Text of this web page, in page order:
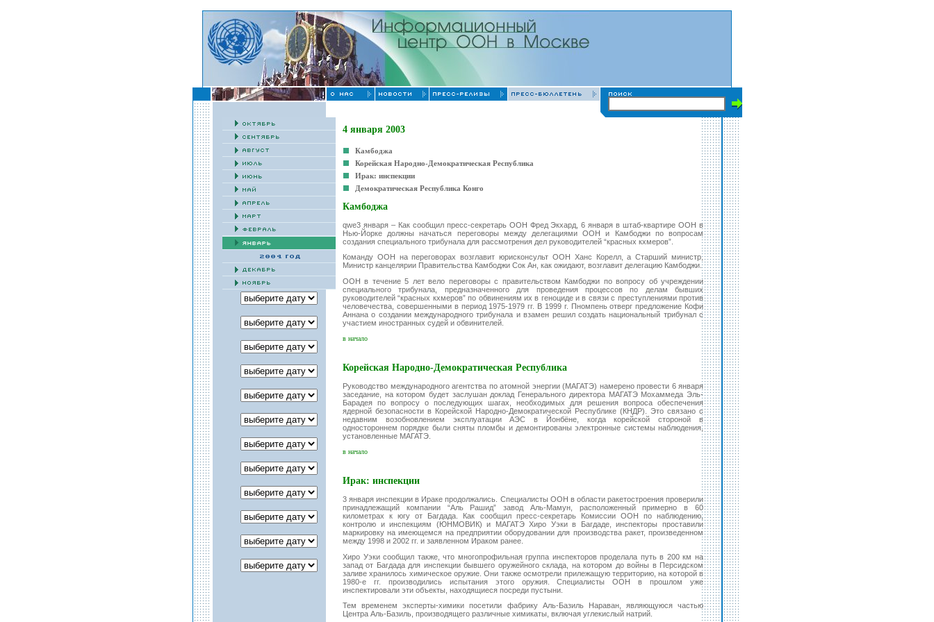
4 января 2003
Камбоджа
Корейская Народно-Демократическая Республика
Ирак: инспекции
Демократическая Республика Конго
Камбоджа
qwe3 января – Как сообщил пресс-секретарь ООН Фред Экхард, 6 января в штаб-квартире ООН в
Нью-Йорке должны начаться переговоры между делегациями ООН и Камбоджи по вопросам
создания специального трибунала для рассмотрения дел руководителей “красных кхмеров”.
Команду ООН на переговорах возглавит юрисконсульт ООН Ханс Корелл, а Старший министр,
Министр канцелярии Правительства Камбоджи Сок Ан, как ожидают, возглавит делегацию Камбоджи.
ООН в течение 5 лет вело переговоры с правительством Камбоджи по вопросу об учреждении
специального трибунала, предназначенного для проведения процессов по делам бывших
руководителей “красных кхмеров” по обвинениям их в геноциде и в связи с преступлениями против
человечества, совершенными в период 1975-1979 гг. В 1999 г. Пномпень отверг предложение Кофи
Аннана о создании международного трибунала и взамен решил создать национальный трибунал с
участием иностранных судей и обвинителей.
в начало
Корейская Народно-Демократическая Республика
Руководство международного агентства по атомной энергии (МАГАТЭ) намерено провести 6 января
заседание, на котором будет заслушан доклад Генерального директора МАГАТЭ Мохаммеда Эль-
Барадея по вопросу о последующих шагах, необходимых для решения вопроса обеспечения
ядерной безопасности в Корейской Народно-Демократической Республике (КНДР). Это связано с
недавним возобновлением эксплуатации АЭС в Йонбёне, когда корейской стороной в
одностороннем порядке были сняты пломбы и демонтированы электронные системы наблюдения,
установленные МАГАТЭ.
в начало
Ирак: инспекции
3 января инспекции в Ираке продолжались. Специалисты ООН в области ракетостроения проверили
принадлежащий компании “Аль Рашид” завод Аль-Мамун, расположенный примерно в 60
километрах к югу от Багдада. Как сообщил пресс-секретарь Комиссии ООН по наблюдению,
контролю и инспекциям (ЮНМОВИК) и МАГАТЭ Хиро Уэки в Багдаде, инспекторы проставили
маркировку на имеющемся на предприятии оборудовании для производства ракет, произведенном
между 1998 и 2002 гг. и заявленном Ираком ранее.
Хиро Уэки сообщил также, что многопрофильная группа инспекторов проделала путь в 200 км на
запад от Багдада для инспекции бывшего оружейного склада, на котором до войны в Персидском
заливе хранилось химическое оружие. Они также осмотрели прилежащую территорию, на которой в
1980-е гг. производились испытания этого оружия. Специалисты ООН в прошлом уже
инспектировали эти объекты, находящиеся посреди пустыни.
Тем временем эксперты-химики посетили фабрику Аль-Базиль Нараван, являющуюся частью
Центра Аль-Базиль, производящего различные химикаты, включая углекислый натрий.